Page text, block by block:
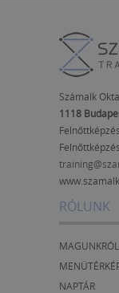
Számalk
1118
RÓLUNK
MAGUNKRÓL
NAPTÁR